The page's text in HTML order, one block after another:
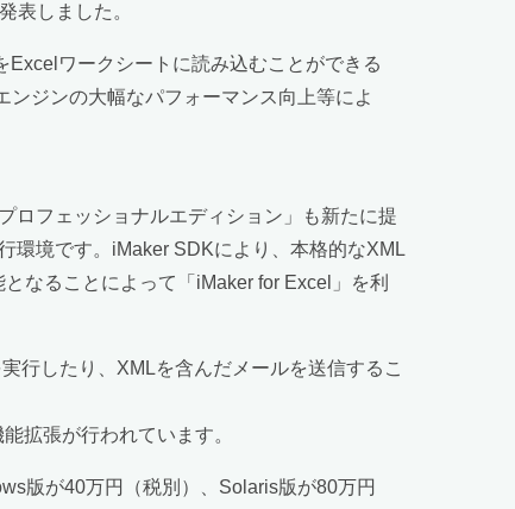
表しました。
Excelワークシートに読み込むことができる
ジンの大幅なパフォーマンス向上等によ
ロフェッショナルエディション」も新たに提
環境です。iMaker SDKにより、本格的なXML
なることによって「iMaker for Excel」を利
行したり、XMLを含んだメールを送信するこ
拡張が行われています。
版が40万円（税別）、Solaris版が80万円